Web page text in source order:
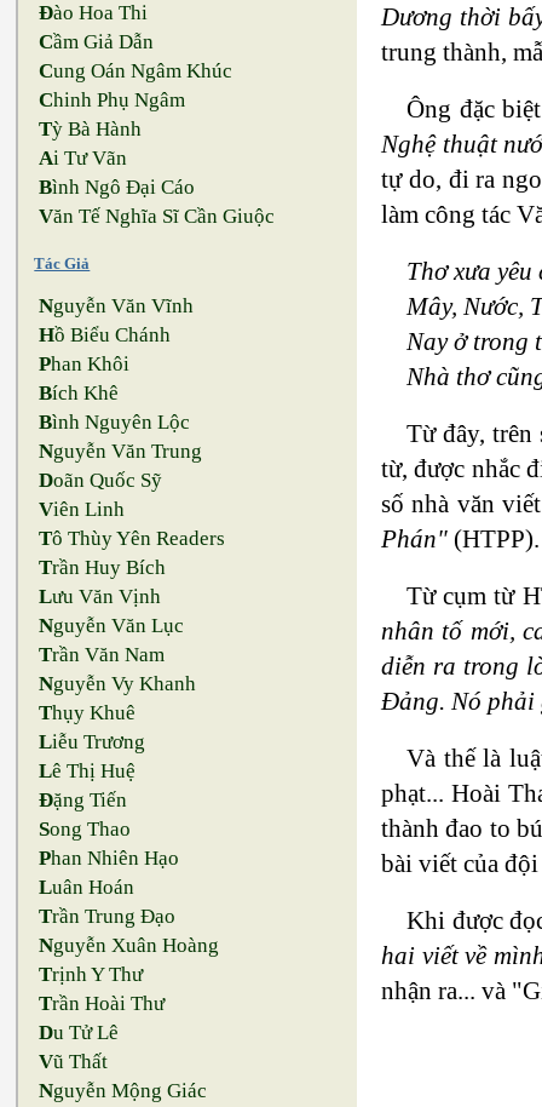
Đào Hoa Thi
Cầm Giả Dẫn
Cung Oán Ngâm Khúc
Chinh Phụ Ngâm
Tỳ Bà Hành
Ai Tư Vãn
Bình Ngô Đại Cáo
Văn Tế Nghĩa Sĩ Cần Giuộc
Tác Giả
Nguyễn Văn Vĩnh
Hồ Biểu Chánh
Phan Khôi
Bích Khê
Bình Nguyên Lộc
Nguyễn Văn Trung
Doãn Quốc Sỹ
Viên Linh
Tô Thùy Yên Readers
Trần Huy Bích
Lưu Văn Vịnh
Nguyễn Văn Lục
Trần Văn Nam
Nguyễn Vy Khanh
Thụy Khuê
Liễu Trương
Lê Thị Huệ
Đặng Tiến
Song Thao
Phan Nhiên Hạo
Luân Hoán
Trần Trung Đạo
Nguyễn Xuân Hoàng
Trịnh Y Thư
Trần Hoài Thư
Du Tử Lê
Vũ Thất
Nguyễn Mộng Giác
Dương thời
trung thành,
Ông đặc
Nghệ thuật
tự do, đi ra
làm công tác
Thơ xưa
Mây, Nước,
Nay ở trong
Nhà thơ
Từ đây, trên
từ, được nhắc
số nhà văn
Phán" (HTPP).
Từ cụm từ
nhân tố mới,
diễn ra trong
Đảng. Nó phải
Và thế là
phạt... Hoài
thành đao to
bài viết của
Khi được
hai viết về
nhận ra... và